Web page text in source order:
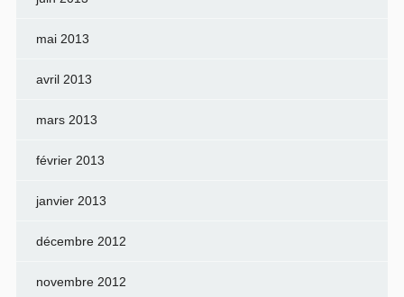
mai 2013
avril 2013
mars 2013
février 2013
janvier 2013
décembre 2012
novembre 2012